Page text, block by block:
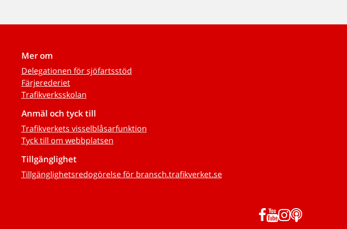
Mer om
Delegationen för sjöfartsstöd
Färjerederiet
Trafikverksskolan
Anmäl och tyck till
Trafikverkets visselblåsarfunktion
Tyck till om webbplatsen
Tillgänglighet
Tillgänglighetsredogörelse för bransch.trafikverket.se
Facebook
YouTube
Instagram
Podd